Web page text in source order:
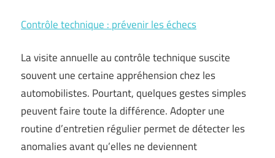
Contrôle technique : prévenir les échecs
La visite annuelle au contrôle technique suscite
souvent une certaine appréhension chez les
automobilistes. Pourtant, quelques gestes simples
peuvent faire toute la différence. Adopter une
routine d’entretien régulier permet de détecter les
anomalies avant qu’elles ne deviennent